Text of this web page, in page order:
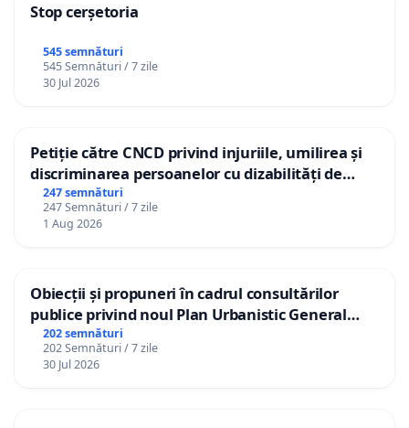
Stop cerșetoria
545 semnături
545 Semnături / 7 zile
30 Jul 2026
Petiție către CNCD privind injuriile, umilirea și
discriminarea persoanelor cu dizabilități de
către utilizatorul TikTok „Gorici”
247 semnături
247 Semnături / 7 zile
1 Aug 2026
Obiecții și propuneri în cadrul consultărilor
publice privind noul Plan Urbanistic General
(PUG) Ialoveni
202 semnături
202 Semnături / 7 zile
30 Jul 2026